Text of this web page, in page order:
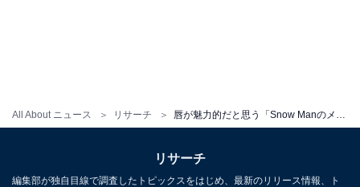
All About ニュース リサーチ 唇が魅力的だと思う「Snow Manのメンバー」ランキング！ 3位「宮舘涼太」を抑えた上位2人は？
リサーチ
編集部が独自目線で調査したトピックスをはじめ、最新のリリース情報、ト